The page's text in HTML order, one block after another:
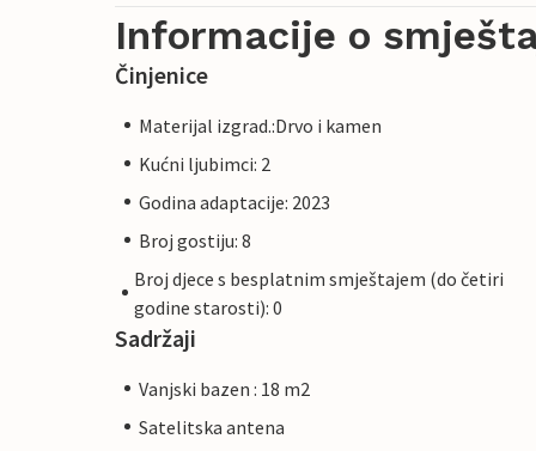
Informacije o
Činjenice
Materijal izgrad.:Drvo i kamen
Kućni ljubimci: 2
Godina adaptacije: 2023
Broj gostiju: 8
Broj djece s besplatnim smještajem (do četiri
godine starosti): 0
Sadržaji
Vanjski bazen : 18 m2
Satelitska antena